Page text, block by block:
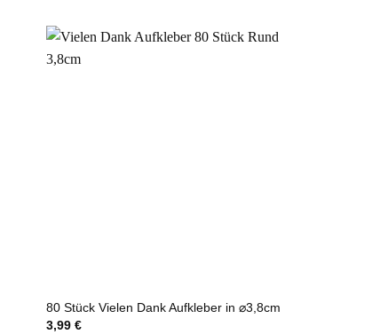
80 Stück Vielen Dank Aufkleber in ⌀3,8cm
3,99 €